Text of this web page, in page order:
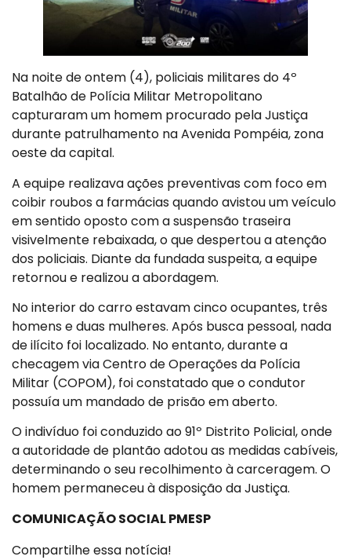
Na noite de ontem (4), policiais militares do 4º
Batalhão de Polícia Militar Metropolitano
capturaram um homem procurado pela Justiça
durante patrulhamento na Avenida Pompéia, zona
oeste da capital.
A equipe realizava ações preventivas com foco em
coibir roubos a farmácias quando avistou um veículo
em sentido oposto com a suspensão traseira
visivelmente rebaixada, o que despertou a atenção
dos policiais. Diante da fundada suspeita, a equipe
retornou e realizou a abordagem.
No interior do carro estavam cinco ocupantes, três
homens e duas mulheres. Após busca pessoal, nada
de ilícito foi localizado. No entanto, durante a
checagem via Centro de Operações da Polícia
Militar (COPOM), foi constatado que o condutor
possuía um mandado de prisão em aberto.
O indivíduo foi conduzido ao 91º Distrito Policial, onde
a autoridade de plantão adotou as medidas cabíveis,
determinando o seu recolhimento à carceragem. O
homem permaneceu à disposição da Justiça.
COMUNICAÇÃO SOCIAL PMESP
Compartilhe essa notícia!